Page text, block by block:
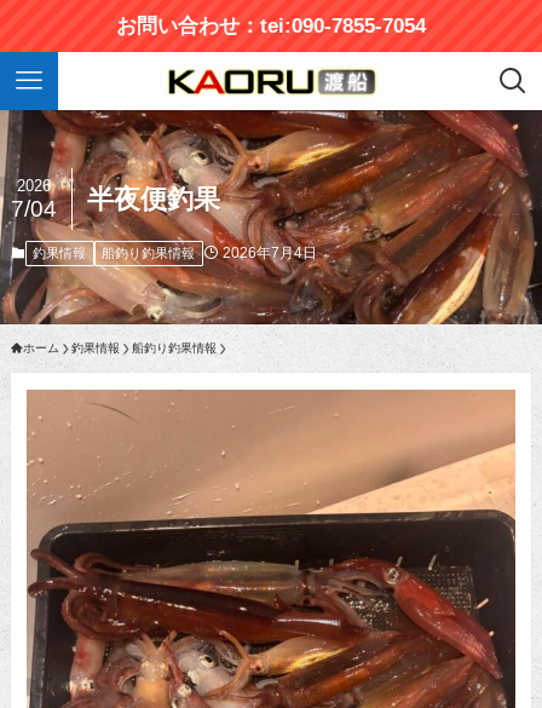
お問い合わせ：tei:090-7855-7054
半夜便釣果
2026
7/04
釣果情報 船釣り釣果情報 2026年7月4日
ホーム 釣果情報 船釣り釣果情報